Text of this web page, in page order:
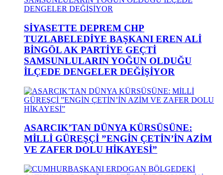
SİYASETTE DEPREM CHP
TUZLABELEDİYE BAŞKANI EREN ALİ
BİNGÖL AK PARTİYE GEÇTİ
SAMSUNLULARIN YOĞUN OLDUĞU
İLÇEDE DENGELER DEĞİŞİYOR
ASARCIK’TAN DÜNYA KÜRSÜSÜNE:
MİLLİ GÜREŞÇİ ”ENGİN ÇETİN’İN AZİM
VE ZAFER DOLU HİKAYESİ”